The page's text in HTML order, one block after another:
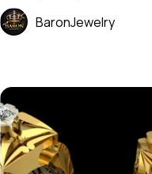
BaronJewelry